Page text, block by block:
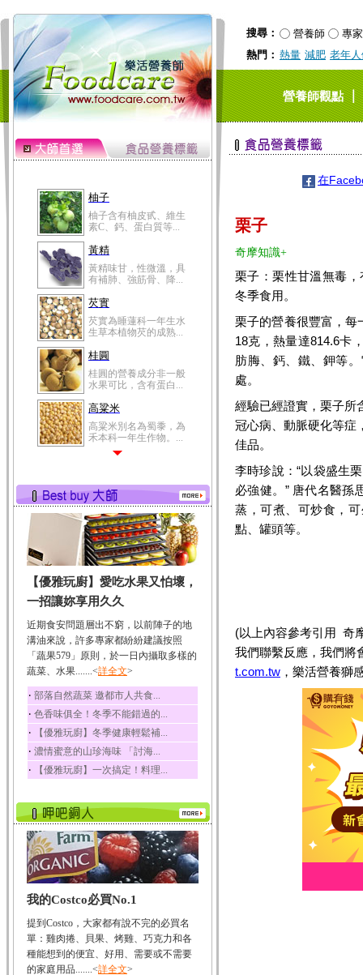
搜尋： 營養師
專家
熱門： 熱量 減肥 老年
營養師觀點｜
柚子
柚子含有柚皮甙、維生
素C、鈣、蛋白質等...
黃精
黃精味甘，性微溫，具
有補肺、強筋骨、降...
芡實
芡實為睡蓮科一年生水
生草本植物芡的成熟...
桂圓
桂圓的營養成分非一般
水果可比，含有蛋白...
高粱米
高粱米別名為蜀黍，為
禾本科一年生作物。...
有蛋白質、脂肪、磷...
鮪魚
鮪魚肚肉中的不飽和脂
肪酸內富含EPA和DH...
韭菜
韭菜所含的膳食纖維能
幫助消化與通便；揮...
冬瓜
冬瓜營養價值高，鈉含
量極低是水腫病人的...
豆豉
豆豉裡頭含有營養的蛋
白質、脂肪、鈣、磷...
榛果
榛果裡所含的營養素有
蛋白質、脂肪、醣類...
迷迭香
酸、迷迭香酸、植物...
咖啡
咖啡中的咖啡因會刺激
中樞神經系統，特別...
椰子
椰子含有糖類、脂肪、
荔枝
荔枝性質溫和所含的營
養素有醣類、檸檬酸...
【優雅玩廚】愛吃水果又怕壞，
一招讓妳享用久久
近期食安問題層出不窮，以前陣子的地
溝油來說，許多專家都紛紛建議按照
「蔬果579」原則，於一日內攝取多樣的
蔬菜、水果.......<詳全文>
‧ 部落自然蔬菜 邀都市人共食...
‧ 色香味俱全！冬季不能錯過的...
‧ 【優雅玩廚】冬季健康輕鬆補...
‧ 濃情蜜意的山珍海味 「討海...
‧ 【優雅玩廚】一次搞定！料理...
我的Costco必買No.1
提到Costco，大家都有說不完的必買名
單：雞肉捲、貝果、烤雞、巧克力和各
種能想到的便宜、好用、需要或不需要
的家庭用品.......<詳全文>
在
栗子
奇摩知識+
栗子：栗性甘溫無毒
冬季食用。
栗子的營養很豐富，每
18克，熱量達814.6卡
肪脢、鈣、鐵、鉀等
處。
經驗已經證實，栗子所
冠心病、動脈硬化等症
佳品。
李時珍說：“以袋盛生
必強健。” 唐代名醫孫
蒸，可煮、可炒食，
點、罐頭等。
(以上內容參考引用 奇
我們聯繫反應，我們將
t.com.tw ，樂活營養獅